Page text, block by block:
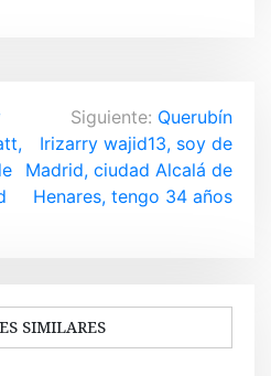
Siguiente: Querubín
Irizarry wajid13, soy de
Madrid, ciudad Alcalá de
Henares, tengo 34 años
SIMILARES